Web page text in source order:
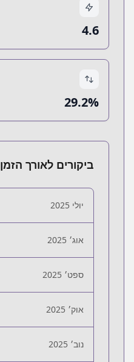
4.6
29.2%
ביקורים לאורך הזמן
יולי 2025
אוג׳ 2025
ספט׳ 2025
אוק׳ 2025
נוב׳ 2025